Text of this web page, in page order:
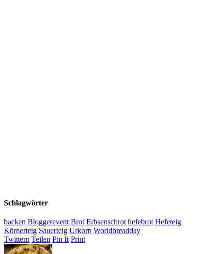
Schlagwörter
backen Bloggerevent Brot Erbsenschrot hefebrot Hefeteig
Körnerteig Sauerteig Urkorn Worldbreadday
Twittern Teilen Pin It Print